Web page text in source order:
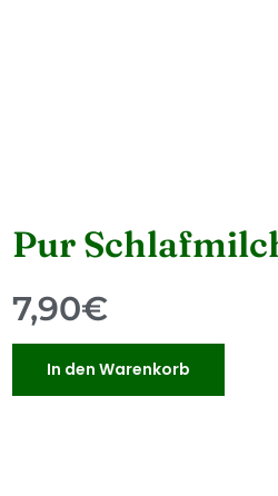
Pur
7,90€
In den Warenkorb